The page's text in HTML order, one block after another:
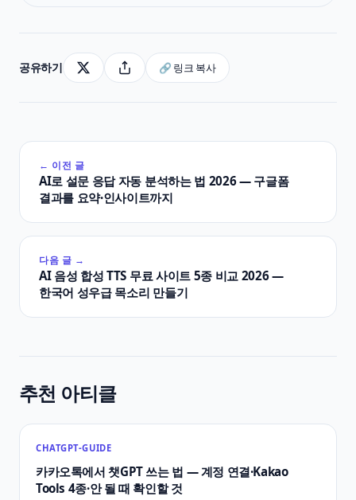
공유하기 🔗 링크 복사
← 이전 글
AI로 설문 응답 자동 분석하는 법 2026 — 구글폼
결과를 요약·인사이트까지
다음 글 →
AI 음성 합성 TTS 무료 사이트 5종 비교 2026 —
한국어 성우급 목소리 만들기
추천 아티클
CHATGPT-GUIDE
카카오톡에서 챗GPT 쓰는 법 — 계정 연결·Kakao
Tools 4종·안 될 때 확인할 것